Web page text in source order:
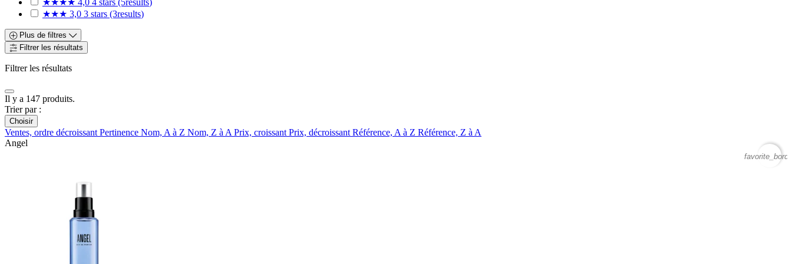
★★★★ 4,0 4 stars (5results)
★★★ 3,0 3 stars (3results)
Plus de filtres
Filtrer les résultats
Filtrer les résultats
Il y a 147 produits.
Trier par :
Choisir
Ventes, ordre décroissant Pertinence Nom, A à Z Nom, Z à A Prix, croissant Prix, décroissant Référence, A à Z Référence, Z à A
Angel